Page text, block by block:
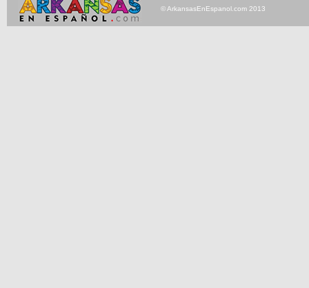
© ArkansasEnEspanol.com 2013